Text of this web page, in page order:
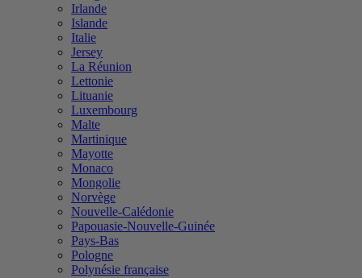
Irlande
Islande
Italie
Jersey
La Réunion
Lettonie
Lituanie
Luxembourg
Malte
Martinique
Mayotte
Monaco
Mongolie
Norvège
Nouvelle-Calédonie
Papouasie-Nouvelle-Guinée
Pays-Bas
Pologne
Polynésie française